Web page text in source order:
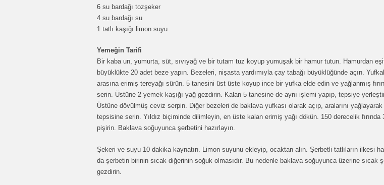
6 su bardağı tozşeker
4 su bardağı su
1 tatlı kaşığı limon suyu
Yemeğin Tarifi
Bir kaba un, yumurta, süt, sıvıyağ ve bir tutam tuz koyup yumuşak bir hamur tutun. Hamurdan
büyüklükte 20 adet beze yapın. Bezeleri, nişasta yardımıyla çay tabağı büyüklüğünde açın.
arasına erimiş tereyağı sürün. 5 tanesini üst üste koyup ince bir yufka elde edin ve yağlanmış
serin. Üstüne 2 yemek kaşığı yağ gezdirin. Kalan 5 tanesine de aynı işlemi yapıp, tepsiye
Üstüne dövülmüş ceviz serpin. Diğer bezeleri de baklava yufkası olarak açıp, aralarını yağlayarak
tepsisine serin. Yıldız biçiminde dilimleyin, en üste kalan erimiş yağı dökün. 150 derecelik fırında
pişirin. Baklava soğuyunca şerbetini hazırlayın.
Şekeri ve suyu 10 dakika kaynatın. Limon suyunu ekleyip, ocaktan alın. Şerbetli tatlıların ilkesi
da şerbetin birinin sıcak diğerinin soğuk olmasıdır. Bu nedenle baklava soğuyunca üzerine sıcak
gezdirin.